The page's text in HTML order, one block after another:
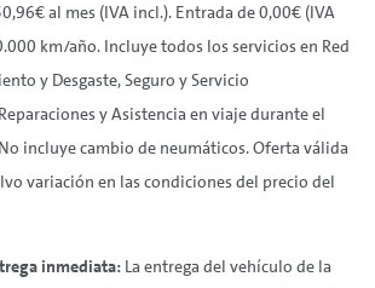
al mes (IVA incl.). Entrada de 0,00€ (IVA
km/año. Incluye todos los servicios en Red
y Desgaste, Seguro y Servicio
y Asistencia en viaje durante el
incluye cambio de neumáticos. Oferta válida
variación en las condiciones del precio del
inmediata: La entrega del vehículo de la